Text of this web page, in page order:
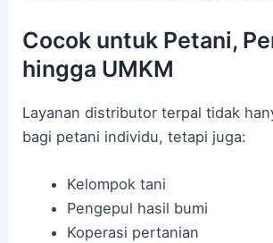
Cocok untuk Petani,
hingga UMKM
Layanan distributor terpal tidak
bagi petani individu, tetapi juga:
Kelompok tani
Pengepul hasil bumi
Koperasi pertanian